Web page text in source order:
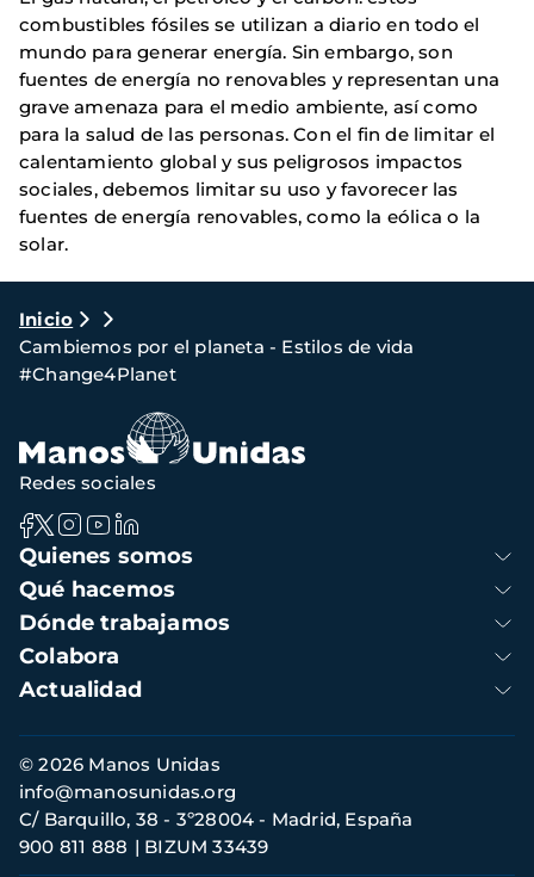
combustibles fósiles se utilizan a diario en todo el
mundo para generar energía. Sin embargo, son
fuentes de energía no renovables y representan una
grave amenaza para el medio ambiente, así como
para la salud de las personas. Con el fin de limitar el
calentamiento global y sus peligrosos impactos
sociales, debemos limitar su uso y favorecer las
fuentes de energía renovables, como la eólica o la
solar.
Ruta
de
navegación
Inicio
Cambiemos por el planeta - Estilos de vida
#Change4Planet
Navegación
principal
Quienes somos
Qué hacemos
Dónde trabajamos
Colabora
Actualidad
Redes sociales
Información
de
contacto
© 2026 Manos Unidas
C/ Barquillo, 38 - 3º28004 - Madrid, España
900 811 888
BIZUM 33439
info@manosunidas.org